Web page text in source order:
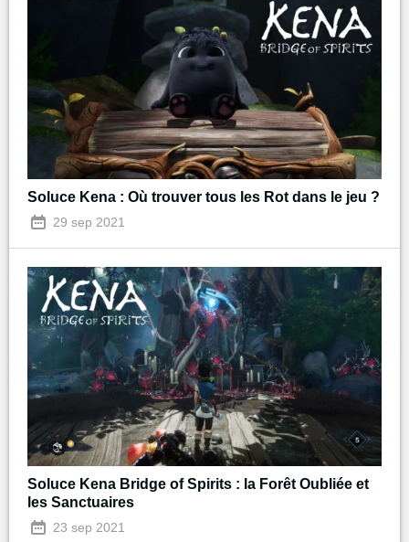
Soluce Kena : Où trouver tous les Rot dans le jeu ?
29 sep 2021
Soluce Kena Bridge of Spirits : la Forêt Oubliée et
les Sanctuaires
23 sep 2021